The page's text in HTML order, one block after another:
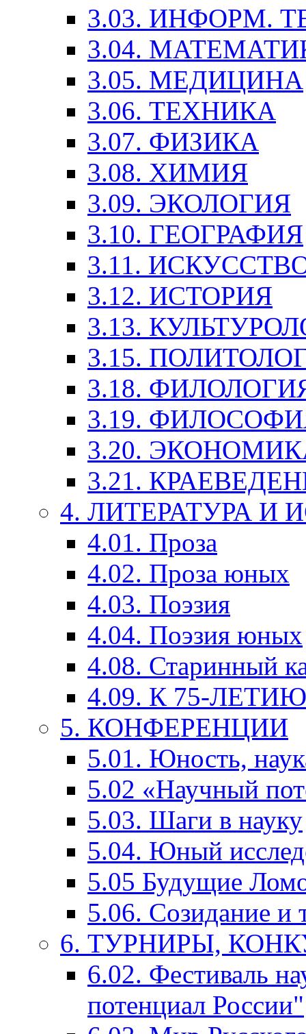
3.03. ИНФОРМ.
3.04.
3.05. МЕДИЦИНА
3.06. ТЕХНИКА
3.07. ФИЗИКА
3.08. ХИМИЯ
3.09. ЭКОЛОГИЯ
3.10. ГЕОГРАФИЯ
3.11.
3.12. ИСТОРИЯ
3.13.
3.15.
3.18.
3.19.
3.20.
3.21.
4. ЛИТЕРАТУРА И
4.01. Проза
4.02. Проза юных
4.03. Поэзия
4.04. Поэзия юных
4.08. Старинный
4.09. К 75-
5. КОНФЕРЕНЦИИ
5.01. Юность,
5.02 «Научный
5.03. Шаги в науку
5.04. Юный
5.05 Будущие
5.06. Созидание и
6. ТУРНИРЫ,
6.02. Фестиваль
потенциал России"